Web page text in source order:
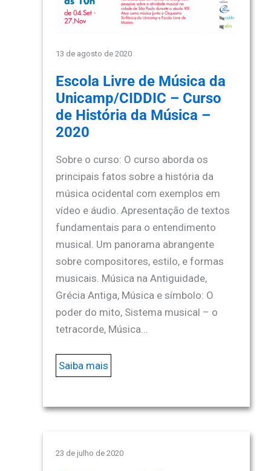
13 de agosto de 2020
Escola Livre de Música da
Unicamp/CIDDIC – Curso
de História da Música –
2020
Sobre o curso: O curso aborda os
principais fatos sobre a história da
música ocidental com exemplos em
vídeo e áudio. Apresentação de textos
fundamentais para o entendimento
musical. Um panorama abrangente
sobre compositores, estilo, e formas
musicais. Música na Antiguidade,
Grécia Antiga, Música e símbolo: O
poder do mito, Sistema musical – o
tetracorde, Música…
Saiba mais
23 de julho de 2020